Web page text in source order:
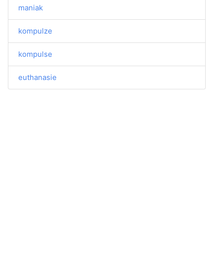
maniak
kompulze
kompulse
euthanasie